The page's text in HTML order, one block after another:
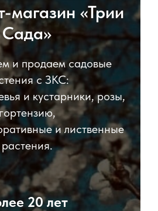
магазин «Трии
Сада»
и продаем садовые
с ЗКС:
и кустарники, розы,
и лиственные
растения.
20 лет